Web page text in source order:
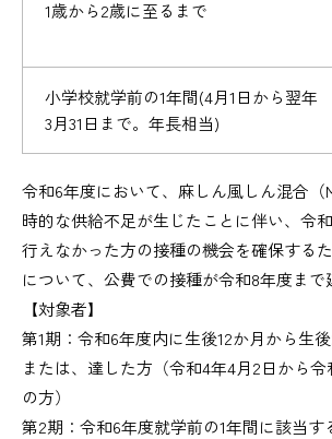
1歳から2歳に至るまで
小学校就学前の1年間(4月1日から翌年
3月31日まで。年長相当)
令和6年度において、麻しん風しん混合（
時的な供給不足が生じたことに伴い、令
行えなかった方の接種の機会を確保する
について、公費での接種が令和8年度まで
【対象者】
第1期：令和6年度内に生後12か月から生後
または、達した方（令和4年4月2日から令
の方）
第2期：令和6年度就学前の1年間に該当す